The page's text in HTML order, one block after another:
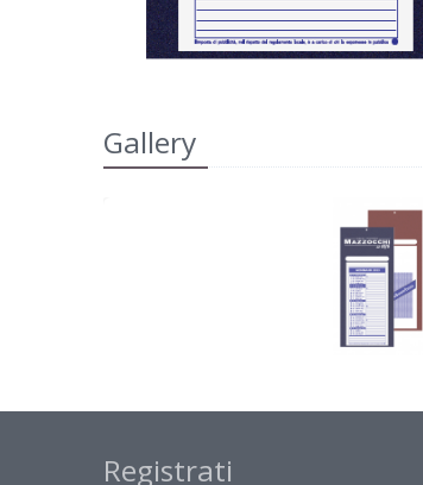
Gallery
Registrati